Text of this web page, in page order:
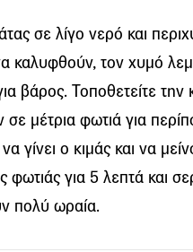
σε λίγο νερό και
καλυφθούν, τον χυμό
βάρος. Τοποθετείτε
μέτρια φωτιά για
γίνει ο κιμάς και να
για 5 λεπτά και
πολύ ωραία.